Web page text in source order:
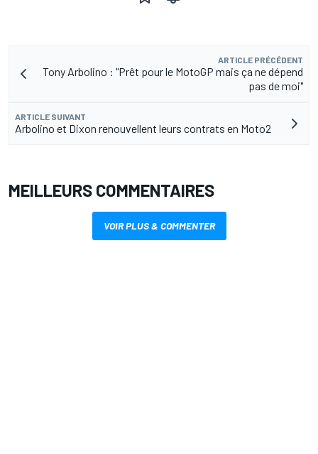
ARTICLE PRÉCÉDENT
Tony Arbolino : "Prêt pour le MotoGP mais ça ne dépend
pas de moi"
ARTICLE SUIVANT
Arbolino et Dixon renouvellent leurs contrats en Moto2
MEILLEURS COMMENTAIRES
VOIR PLUS & COMMENTER